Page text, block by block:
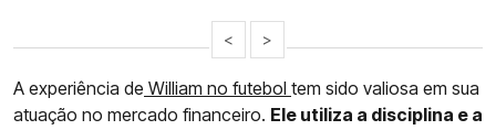
< >
A experiência de William no futebol tem sido valiosa em sua
atuação no mercado financeiro. Ele utiliza a disciplina e a